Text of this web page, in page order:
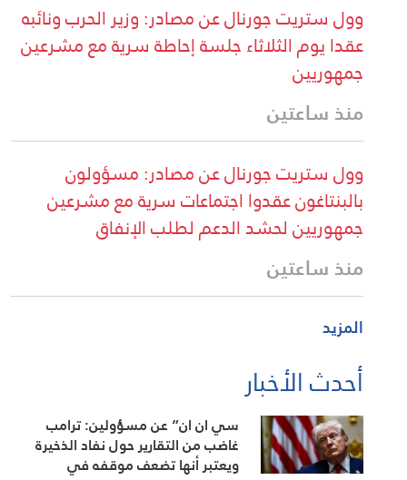
وول ستريت جورنال عن مصادر: وزير الحرب ونائبه
عقدا يوم الثلاثاء جلسة إحاطة سرية مع مشرعين
جمهوريين
منذ ساعتين
وول ستريت جورنال عن مصادر: مسؤولون
بالبنتاغون عقدوا اجتماعات سرية مع مشرعين
جمهوريين لحشد الدعم لطلب الإنفاق
منذ ساعتين
المزيد
أحدث الأخبار
سي ان ان” عن مسؤولين: ترامب
غاضب من التقارير حول نفاد الذخيرة
ويعتبر أنها تضعف موقفه في